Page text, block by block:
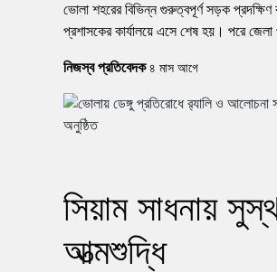
ভোলা শহরের বিভিন্ন গুরুত্বপূর্ণ সড়ক প্রদক্ষিণ
প্রশাসকের কার্যালয়ে এসে শেষ হয়। পরে
নিজস্ব প্রতিবেদক ৪ মাস আগে
সিয়াম সাধনায়
আত্মশুদ্ধি